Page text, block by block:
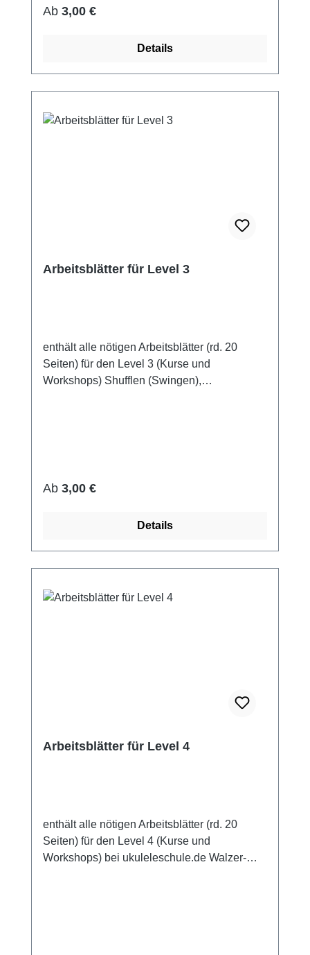
als Sofortdownload oder als gebundene
Auswahl Sofortdownload steht dir der Artikel
Regulärer Preis:
Ab 3,00 €
Details
Arbeitsblätter für Level 3
enthält alle nötigen Arbeitsblätter (rd. 20
Seiten) für den Level 3 (Kurse und
Workshops) Shufflen (Swingen),
Regulärer Preis:
Ab 3,00 €
Details
Arbeitsblätter für Level 4
enthält alle nötigen Arbeitsblätter (rd. 20
Seiten) für den Level 4 (Kurse und
Workshops) bei ukuleleschule.de Walzer-